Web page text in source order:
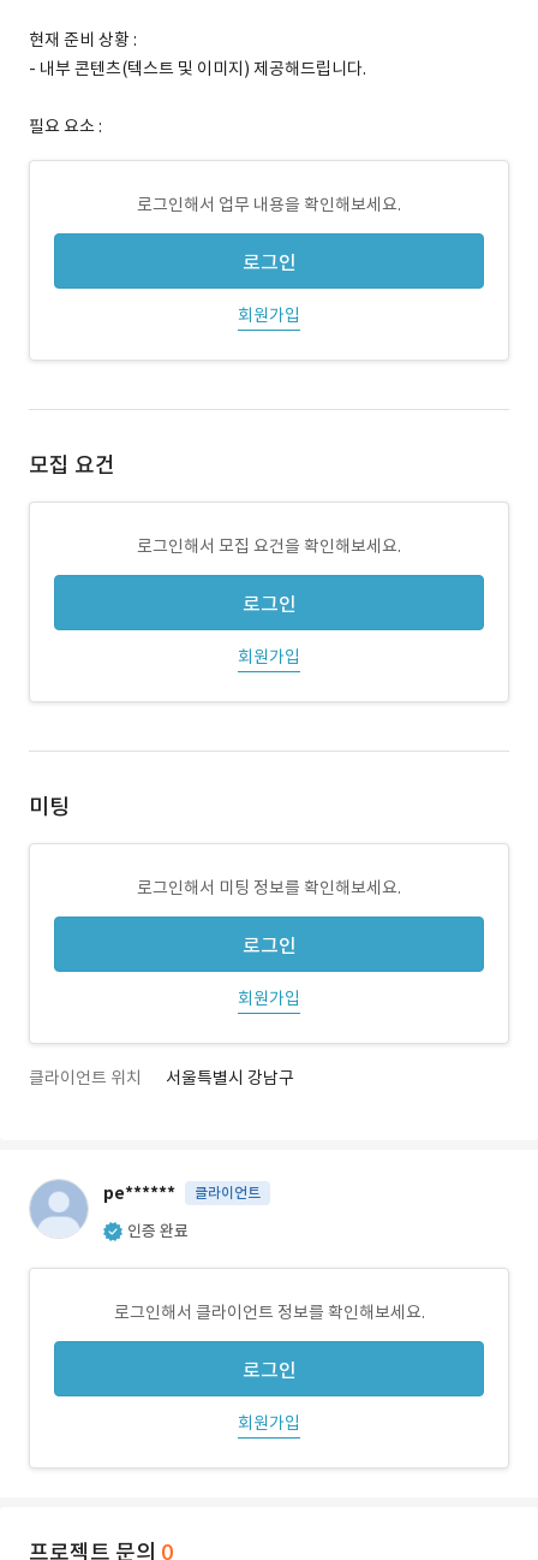
현재 준비 상황 :
- 내부 콘텐츠(텍스트 및 이미지) 제공해드립니다.
필요 요소 :
로그인해서 업무 내용을 확인해보세요.
로그인
회원가입
모집 요건
로그인해서 모집 요건을 확인해보세요.
로그인
회원가입
미팅
로그인해서 미팅 정보를 확인해보세요.
로그인
회원가입
클라이언트 위치 서울특별시 강남구
pe****** 클라이언트
인증 완료
로그인해서 클라이언트 정보를 확인해보세요.
로그인
회원가입
프로젝트 문의 0